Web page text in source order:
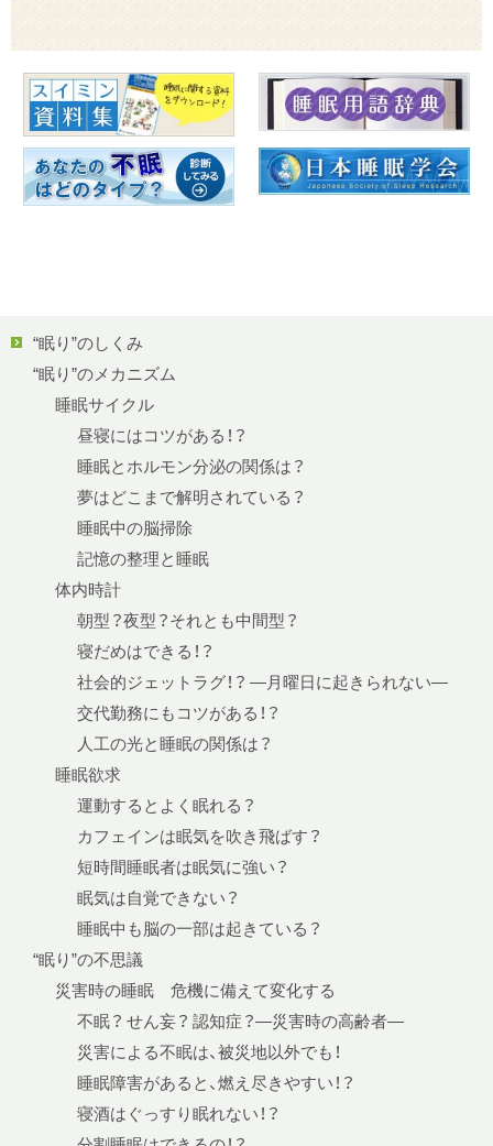
“眠り”のしくみ
“眠り”のメカニズム
睡眠サイクル
昼寝にはコツがある！？
睡眠とホルモン分泌の関係は？
夢はどこまで解明されている？
睡眠中の脳掃除
記憶の整理と睡眠
体内時計
朝型？夜型？それとも中間型？
寝だめはできる！？
社会的ジェットラグ！？ —月曜日に起きられない—
交代勤務にもコツがある！？
人工の光と睡眠の関係は？
睡眠欲求
運動するとよく眠れる？
カフェインは眠気を吹き飛ばす？
短時間睡眠者は眠気に強い？
眠気は自覚できない？
睡眠中も脳の一部は起きている？
“眠り”の不思議
災害時の睡眠 危機に備えて変化する
不眠？ せん妄？ 認知症？—災害時の高齢者—
災害による不眠は、被災地以外でも！
睡眠障害があると、燃え尽きやすい！？
寝酒はぐっすり眠れない！？